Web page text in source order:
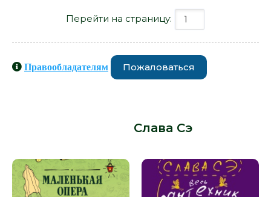
Перейти на страницу:
Правообладателям Пожаловаться
Слава Сэ